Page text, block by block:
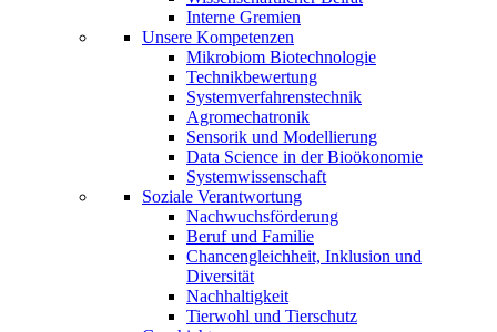
Interne Gremien
Unsere Kompetenzen
Mikrobiom Biotechnologie
Technikbewertung
Systemverfahrenstechnik
Agromechatronik
Sensorik und Modellierung
Data Science in der Bioökonomie
Systemwissenschaft
Soziale Verantwortung
Nachwuchsförderung
Beruf und Familie
Chancengleichheit, Inklusion und
Diversität
Nachhaltigkeit
Tierwohl und Tierschutz